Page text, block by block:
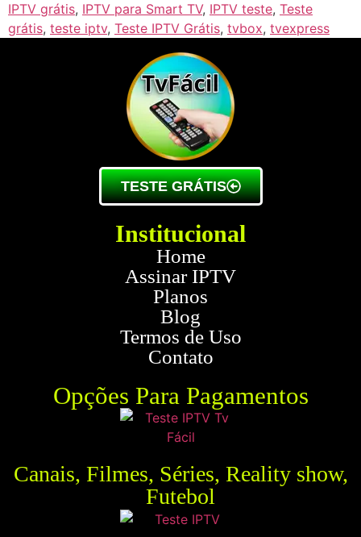
IPTV grátis, IPTV para Smart TV, IPTV teste, Teste
grátis, teste iptv, Teste IPTV Grátis, tvbox, tvexpress
TESTE GRÁTIS
Institucional
Home
Assinar IPTV
Planos
Blog
Termos de Uso
Contato
Opções Para Pagamentos
Canais, Filmes, Séries, Reality show,
Futebol